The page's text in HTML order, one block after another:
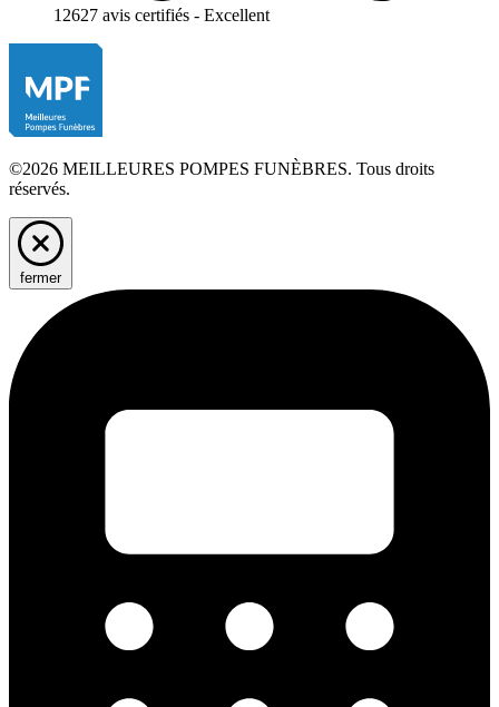
12627 avis certifiés - Excellent
©2026 MEILLEURES POMPES FUNÈBRES. Tous droits
réservés.
fermer